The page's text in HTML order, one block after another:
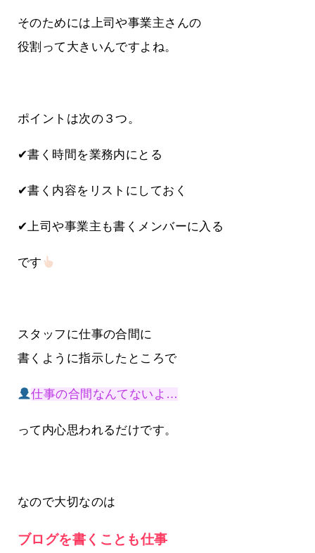
そのためには上司や事業主さんの
役割って大きいんですよね。
ポイントは次の３つ。
✔書く時間を業務内にとる
✔書く内容をリストにしておく
✔上司や事業主も書くメンバーに入る
です
スタッフに仕事の合間に
書くように指示したところで
仕事の合間なんてないよ…
って内心思われるだけです。
なので大切なのは
ブログを書くことも仕事